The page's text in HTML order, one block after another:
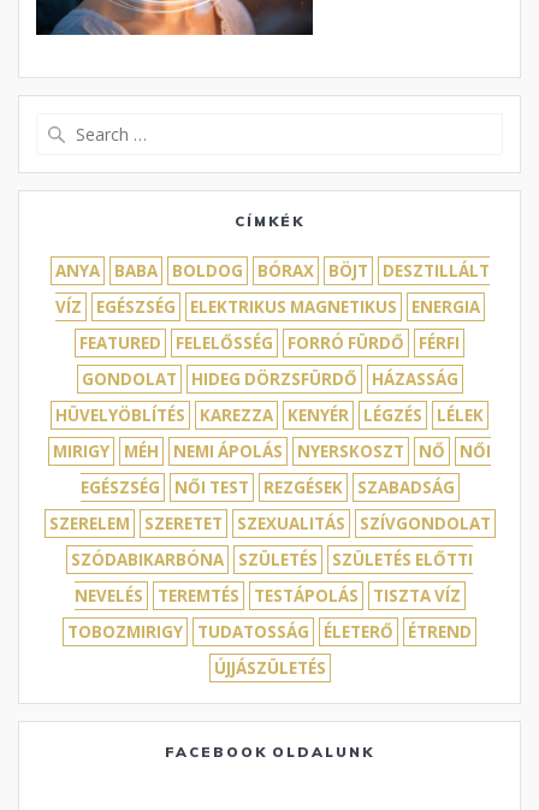
CÍMKÉK
ANYA BABA BOLDOG BÓRAX BÖJT
DESZTILLÁLT
VÍZ
EGÉSZSÉG ELEKTRIKUS MAGNETIKUS
ENERGIA
FEATURED
FELELŐSSÉG FORRÓ FÜRDŐ
FÉRFI
GONDOLAT
HIDEG DÖRZSFÜRDŐ
HÁZASSÁG
HÜVELYÖBLÍTÉS
KAREZZA KENYÉR LÉGZÉS
LÉLEK
MIRIGY
MÉH NEMI ÁPOLÁS NYERSKOSZT NŐ
NŐI
EGÉSZSÉG
NŐI TEST REZGÉSEK
SZABADSÁG
SZERELEM
SZERETET SZEXUALITÁS
SZÍVGONDOLAT
SZÓDABIKARBÓNA
SZÜLETÉS
SZÜLETÉS ELŐTTI
NEVELÉS
TEREMTÉS TESTÁPOLÁS
TISZTA VÍZ
TOBOZMIRIGY
TUDATOSSÁG ÉLETERŐ
ÉTREND
ÚJJÁSZÜLETÉS
FACEBOOK OLDALUNK